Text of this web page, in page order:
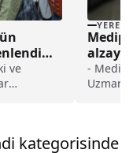
ve
YEREL
-
kategorisinde